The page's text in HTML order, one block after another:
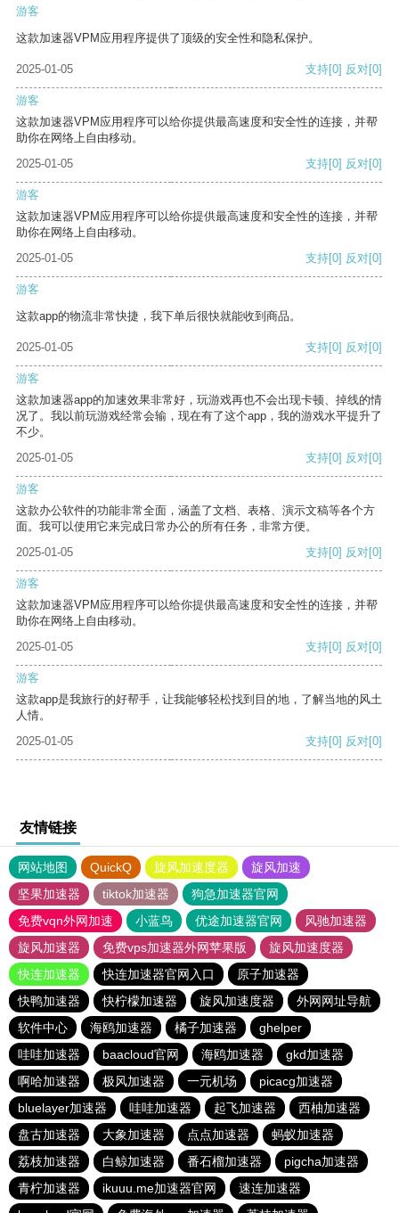
游客
这款加速器VPM应用程序提供了顶级的安全性和隐私保护。
2025-01-05 支持[0] 反对[0]
游客
这款加速器VPM应用程序可以给你提供最高速度和安全性的连接，并帮
助你在网络上自由移动。
2025-01-05
支持[0] 反对[0]
游客
这款加速器VPM应用程序可以给你提供最高速度和安全性的连接，并帮
助你在网络上自由移动。
2025-01-05
支持[0] 反对[0]
游客
这款app的物流非常快捷，我下单后很快就能收到商品。
2025-01-05 支持[0] 反对[0]
游客
这款加速器app的加速效果非常好，玩游戏再也不会出现卡顿、掉线的情
况了。我以前玩游戏经常会输，现在有了这个app，我的游戏水平提升了
不少。
2025-01-05
支持[0] 反对[0]
游客
这款办公软件的功能非常全面，涵盖了文档、表格、演示文稿等各个方
面。我可以使用它来完成日常办公的所有任务，非常方便。
2025-01-05
支持[0] 反对[0]
游客
这款加速器VPM应用程序可以给你提供最高速度和安全性的连接，并帮
助你在网络上自由移动。
2025-01-05
支持[0] 反对[0]
游客
这款app是我旅行的好帮手，让我能够轻松找到目的地，了解当地的风土
人情。
2025-01-05
支持[0] 反对[0]
友情链接
网站地图 QuickQ 旋风加速度器
旋风加速
坚果加速器
tiktok加速器
狗急加速器官网
免费vqn外网加速
小蓝鸟 优途加速器官网
风驰加速器
旋风加速器
免费vps加速器外网苹果版
旋风加速度器
快连加速器
快连加速器官网入口
原子加速器
快鸭加速器
快柠檬加速器 旋风加速度器
外网网址导航
软件中心
海鸥加速器 橘子加速器
ghelper
哇哇加速器
baacloud官网 海鸥加速器
gkd加速器
啊哈加速器
极风加速器 一元机场
picacg加速器
bluelayer加速器
哇哇加速器 起飞加速器
西柚加速器
盘古加速器
大象加速器 点点加速器
蚂蚁加速器
荔枝加速器
白鲸加速器 番石榴加速器
pigcha加速器
青柠加速器
ikuuu.me加速器官网
速连加速器